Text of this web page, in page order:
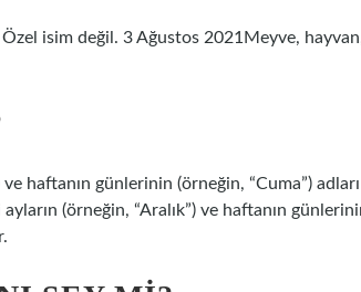
isim değil. 3 Ağustos 2021Meyve,
ve haftanın günlerinin (örneğin, “Cuma”)
(örneğin, “Aralık”) ve haftanın